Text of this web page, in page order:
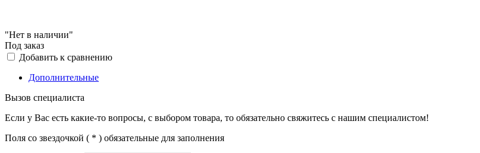
"Нет в наличии"
Под заказ
Добавить к сравнению
Дополнительные
Вызов специалиста
Если у Вас есть какие-то вопросы, с выбором товара, то обязательно свяжитесь с нашим специалистом!
Поля со звездочкой ( * ) обязательные для заполнения